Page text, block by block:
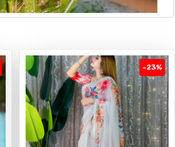
-23%